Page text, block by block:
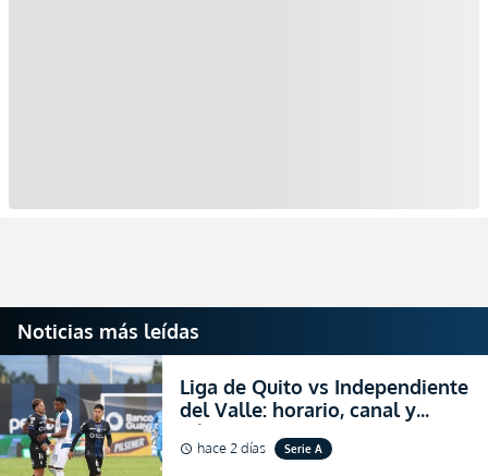
Noticias más leídas
Liga de Quito vs Independiente
del Valle: horario, canal y
dónde ver EN VIVO el
partidazo por la fecha 24 de la
schedule hace 2 días Serie A